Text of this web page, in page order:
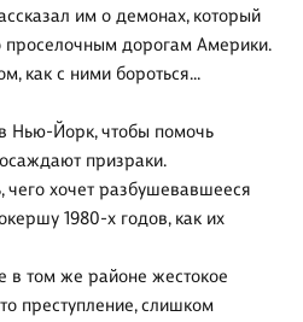
им о демонах, который
проселочным дорогам Америки.
как с ними бороться…
Нью-Йорк, чтобы помочь
призраки.
чего хочет разбушевавшееся
1980-х годов, как их
в том же районе жестокое
преступление, слишком